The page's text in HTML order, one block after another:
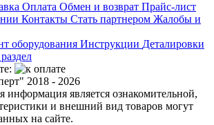
Оплата Обмен и возврат Прайс-лист
Контакты Стать партнером Жалобы и
оборудования Инструкции Деталировки
2018 - 2026
информация является ознакомительной,
и внешний вид товаров могут
на сайте.